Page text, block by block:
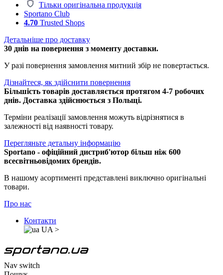
Тільки оригінальна продукція
Sportano Club
4.70 Trusted Shops
Детальніше про доставку
30 днів на повернення з моменту доставки.
У разі повернення замовлення митний збір не повертається.
Дізнайтеся, як здійснити повернення
Більшість товарів доставляється протягом 4-7 робочих
днів. Доставка здійснюється з Польщі.
Терміни реалізації замовлення можуть відрізнятися в
залежності від наявності товару.
Перегляньте детальну інформацію
Sportano - офіційний дистриб'ютор більш ніж 600
всесвітньовідомих брендів.
В нашому асортименті представлені виключно оригінальні
товари.
Про нас
Контакти
UA >
Nav switch